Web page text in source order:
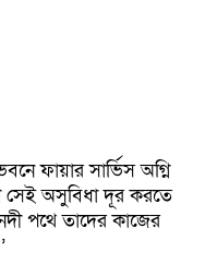
ফায়ার সার্ভিস অগ্নি
সেই অসুবিধা দূর করতে
পথে তাদের কাজের